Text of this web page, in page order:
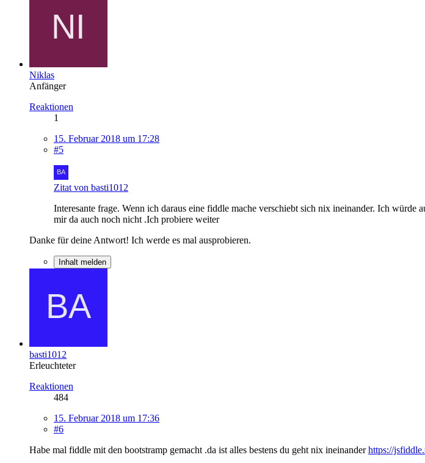
Niklas
Anfänger
Reaktionen
1
15. Februar 2018 um 17:28
#5
Zitat von basti1012
Interesante frage. Wenn ich daraus eine fiddle mache verschiebt sich nix ineinander. Ich
mir da auch noch nicht .Ich probiere weiter
Danke für deine Antwort! Ich werde es mal ausprobieren.
Inhalt melden
basti1012
Erleuchteter
Reaktionen
484
15. Februar 2018 um 17:36
#6
Habe mal fiddle mit den bootstramp gemacht .da ist alles bestens du geht nix ineinanderhttps://